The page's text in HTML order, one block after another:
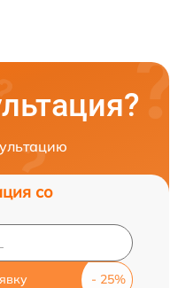
со